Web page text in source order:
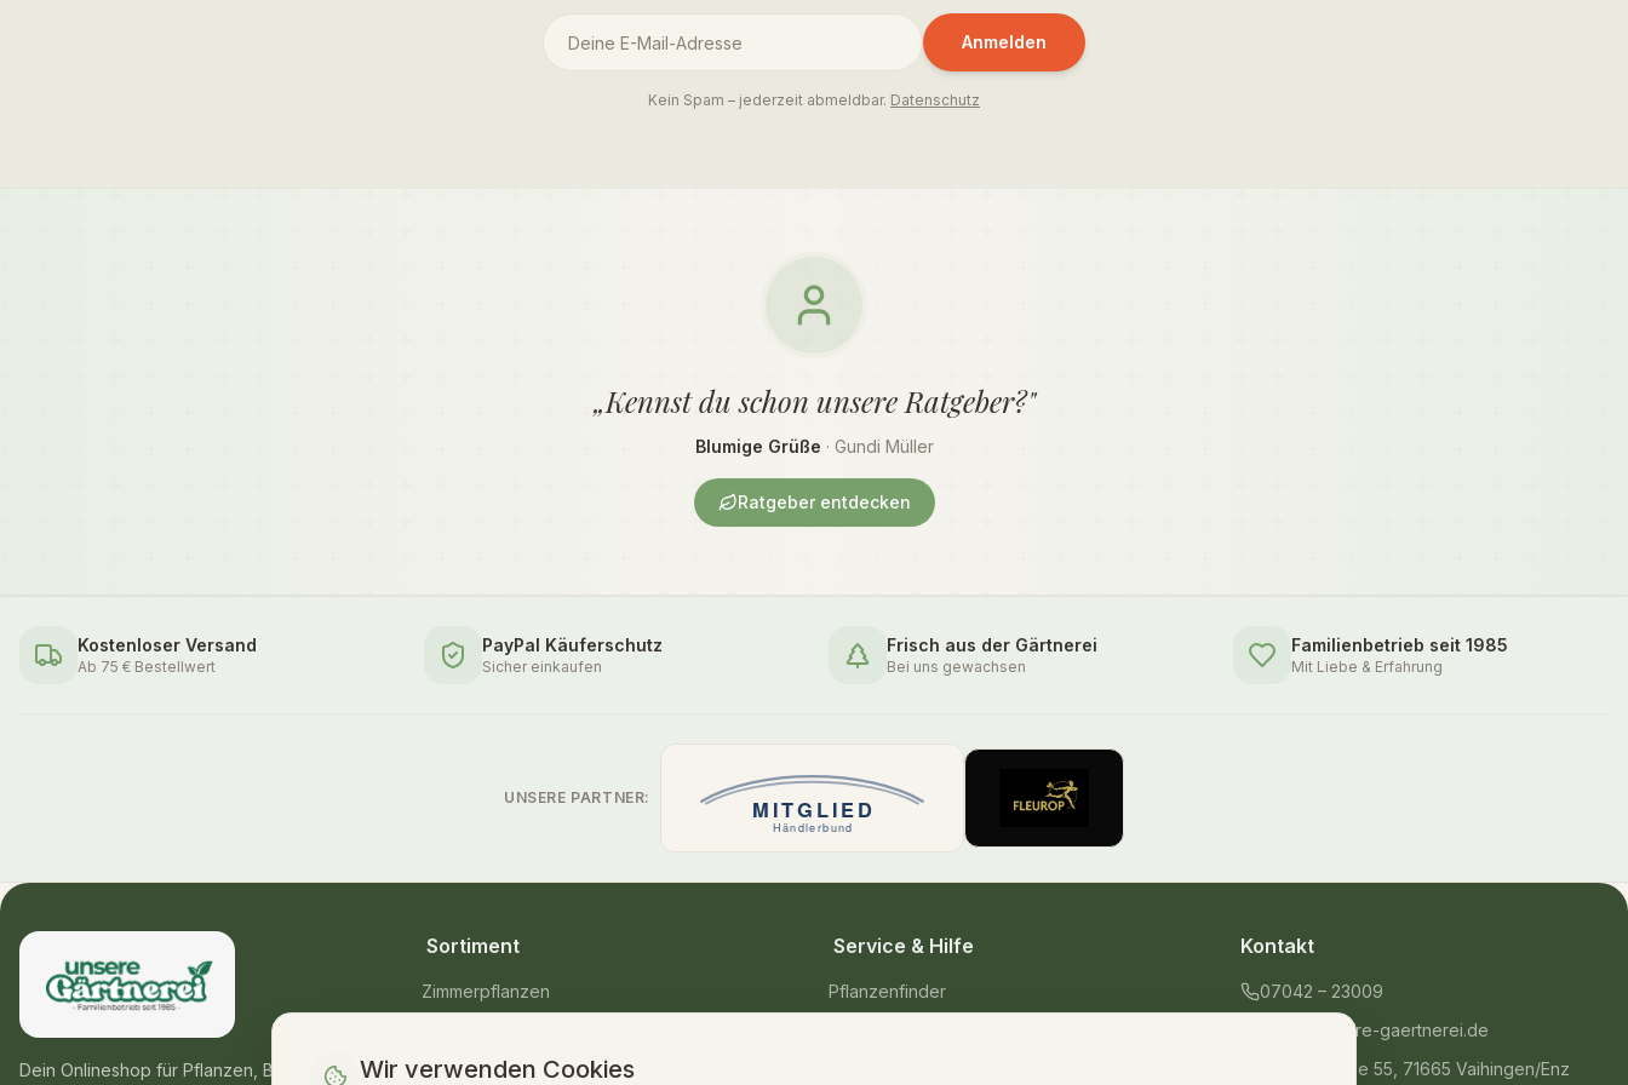
Anmelden
Kein Spam – jederzeit abmeldbar. Datenschutz
„Kennst du schon unsere Ratgeber?"
Blumige Grüße · Gundi Müller
Ratgeber entdecken
Kostenloser Versand
Ab 75 € Bestellwert
PayPal Käuferschutz
Sicher einkaufen
Frisch aus der Gärtnerei
Bei uns gewachsen
Familienbetrieb seit 1985
Mit Liebe & Erfahrung
UNSERE PARTNER:
Dein Onlineshop für Pflanzen, Blumen &
Sortiment
Zimmerpflanzen
Blumensträuße
Service & Hilfe
Pflanzenfinder
Kontakt
07042 – 23009
shop@unsere-gaertnerei.de
Dennefstraße 55, 71665 Vaihingen/Enz
Wir verwenden Cookies